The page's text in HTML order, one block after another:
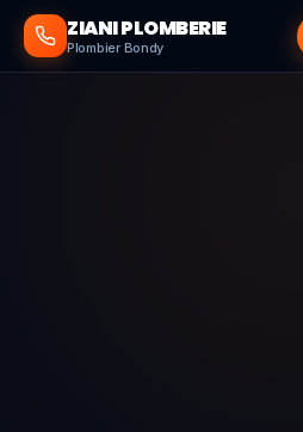
ZIANI PLOMBERIE
Plombier Bondy